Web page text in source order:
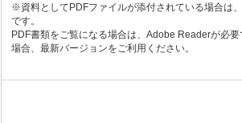
※資料としてPDFファイルが添付されている場合は
です。
PDF書類をご覧になる場合は、Adobe Readerが必
場合、最新バージョンをご利用ください。